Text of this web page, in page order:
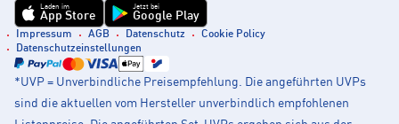
Laden im
App Store
Jetzt bei
Google Play
Impressum AGB Datenschutz
Cookie Policy
Datenschutzeinstellungen
*UVP = Unverbindliche Preisempfehlung. Die angeführten UVPs
sind die aktuellen vom Hersteller unverbindlich empfohlenen